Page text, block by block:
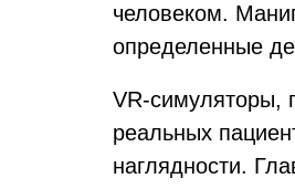
человеком.
определенные
VR-симуляторы,
реальных
наглядности.